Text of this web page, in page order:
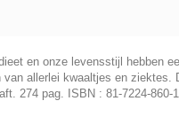
en onze levensstijl hebben
allerlei kwaaltjes en
274 pag. ISBN : 81-7224-860-1